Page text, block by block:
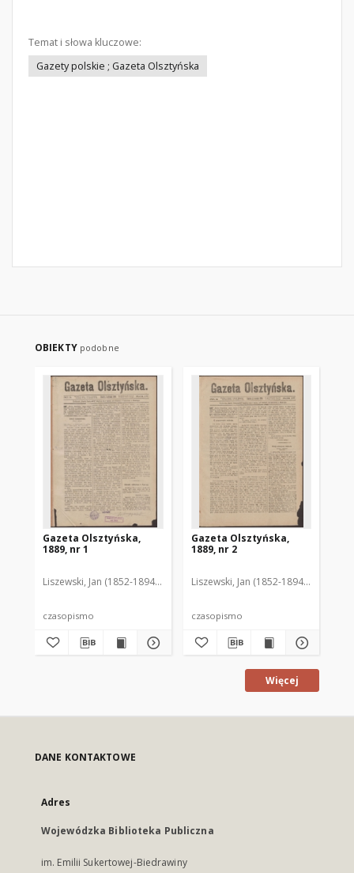
Temat i słowa kluczowe:
Gazety polskie ; Gazeta Olsztyńska
OBIEKTY podobne
Gazeta Olsztyńska,
1889, nr 1
Liszewski, Jan (1852-1894). Red.
czasopismo
Gazeta Olsztyńska,
1889, nr 2
Liszewski, Jan (1852-1894). Red.
czasopismo
Więcej
DANE KONTAKTOWE
Adres
Wojewódzka Biblioteka Publiczna
im. Emilii Sukertowej-Biedrawiny